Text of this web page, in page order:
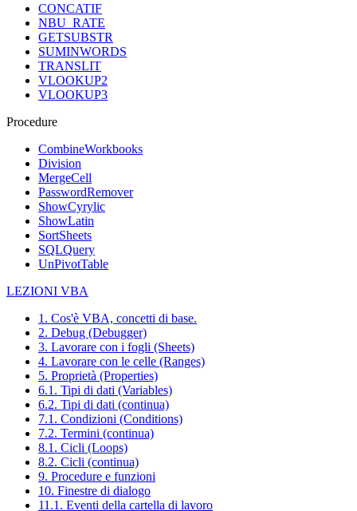
CONCATIF
NBU_RATE
GETSUBSTR
SUMINWORDS
TRANSLIT
VLOOKUP2
VLOOKUP3
Procedure
CombineWorkbooks
Division
MergeCell
PasswordRemover
ShowCyrylic
ShowLatin
SortSheets
SQLQuery
UnPivotTable
LEZIONI VBA
1. Cos'è VBA, concetti di base.
2. Debug (Debugger)
3. Lavorare con i fogli (Sheets)
4. Lavorare con le celle (Ranges)
5. Proprietà (Properties)
6.1. Tipi di dati (Variables)
6.2. Tipi di dati (continua)
7.1. Condizioni (Conditions)
7.2. Termini (continua)
8.1. Cicli (Loops)
8.2. Cicli (continua)
9. Procedure e funzioni
10. Finestre di dialogo
11.1. Eventi della cartella di lavoro